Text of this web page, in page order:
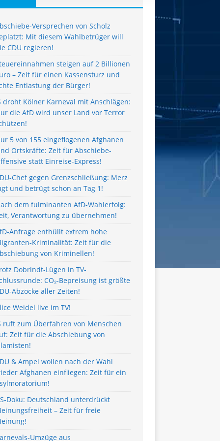
Versprechen von Scholz
Mit diesem Wahlbetrüger will
CDU regieren!
steigen auf 2 Billionen
– Zeit für einen Kassensturz und
Entlastung der Bürger!
droht Kölner Karneval mit Anschlägen:
die AfD wird unser Land vor Terror
5 von 155 eingeflogenen Afghanen
Ortskräfte: Zeit für Abschiebe-
statt Einreise-Express!
Chef gegen Grenzschließung: Merz
und betrügt schon an Tag 1!
dem fulminanten AfD-Wahlerfolg:
Verantwortung zu übernehmen!
Anfrage enthüllt extrem hohe
Kriminalität: Zeit für die
von Kriminellen!
Dobrindt-Lügen in TV-
CO₂-Bepreisung ist größte
Abzocke aller Zeiten!
Weidel live im TV!
ruft zum Überfahren von Menschen
Zeit für die Abschiebung von
& Ampel wollen nach der Wahl
Afghanen einfliegen: Zeit für ein
Doku: Deutschland unterdrückt
– Zeit für freie
Umzüge aus